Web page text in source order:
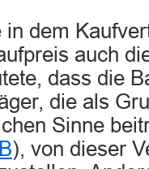
in dem
auch
dass die
die als
Sinne
), von dieser